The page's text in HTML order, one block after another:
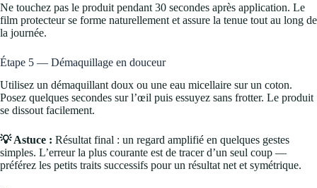
Ne touchez pas le produit pendant 30 secondes après application. Le
film protecteur se forme naturellement et assure la tenue tout au long de
la journée.
Étape 5 — Démaquillage en douceur
Utilisez un démaquillant doux ou une eau micellaire sur un coton.
Posez quelques secondes sur l’œil puis essuyez sans frotter. Le produit
se dissout facilement.
💡 Astuce : Résultat final : un regard amplifié en quelques gestes
simples. L’erreur la plus courante est de tracer d’un seul coup —
préférez les petits traits successifs pour un résultat net et symétrique.